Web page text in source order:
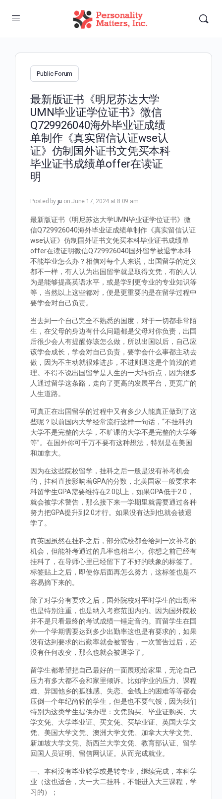
Public Forum
最新版证书《明尼苏达大学
UMN毕业证学位证书》微信
Q729926040海外毕业证成绩
单制作《真实留信认证wse认
证》仿制国外证书文凭买本科
毕业证书成绩单offer在读证
明
Posted by ju on June 17, 2024 at 8:09 am
最新版证书《明尼苏达大学UMN毕业证学位证书》微
信Q729926040海外毕业证成绩单制作《真实留信认证
wse认证》仿制国外证书文凭买本科毕业证书成绩单
offer在读证明微信Q729926040国外留学被退学本科
不能毕业怎么办？相信对每个人来说，出国留学的定义
都不一样，有人认为出国留学就是取得文凭，有的人认
为是能够提高英语水平，或是学到更专业的专业知识等
等，当然以上这些都对，便是更重要的是在留学过程中
要学会对自己负责。
当去到一个自己完全不熟悉的国度，对于一切都非常陌
生，在父母的身边有什么问题都是父母对你负责，出国
后很少会人有提醒你该怎么做，所以出国以后，自己应
该学会成长，学会对自己负责，要学会什么事都主动去
做，因为不主动就很难进步，不进则退这是个简浅的道
理。不得不说出国留学是人生的一大转折点，因为很多
人通过留学这条路，走向了更高的发展平台，更宽广的
人生道路。
可真正在出国留学的过程中又有多少人能真正做到了这
些呢？以前国内大学经常流行这样一句话，“不挂科的
大学不是完整的大学，不旷课的大学不是完整的大学等
等”。在国外你可千万不要有这种想法，特别是在美国
和加拿大。
因为在这些院校留学，挂科之后一般是没有补考机会
的，挂科直接影响着GPA的分数，北美国家一般要求本
科留学生GPA需要维持在2.0以上，如果GPA低于2.0，
就会被学术警告，那么接下来一学期里就需要通过各种
努力把GPA提升到2.0才行。如果没有达到也就会被退
学了。
而英国虽然在挂科之后，部分院校都会给到一次补考的
机会，但能补考通过的几率也相当小。你想之前已经有
挂科了，在导师心里已经留下了不好的映象的标签了。
标签贴上之后，即使你后面再怎么努力，这标签也是不
容易摘下来的。
除了对学分有要求之后，国外院校对平时学生的出勤率
也是特别注重，也是纳入考察范围内的。因为国外院校
并不是只看最终的考试成绩一锤定音的。而留学生在国
外一个学期需要达到多少出勤率这也是有要求的，如果
没有达到要求的出勤率就会被警告，一次警告过后，还
没有任何改变，那么也就会被退学了。
留学生都希望把自己最好的一面展现给家里，无论自己
压力有多大都不会和家里倾诉。比如学业的压力、课程
难、异国他乡的孤独感、失恋、金钱上的困难等等都会
压倒一个年纪尚轻的学生，但是也不要气馁，因为我们
特别为这类学生提供办理：文凭购买、毕业证购买、大
学文凭、大学毕业证、买文凭、买毕业证、英国大学文
凭、美国大学文凭、澳洲大学文凭、加拿大大学文凭、
新加坡大学文凭、新西兰大学文凭、教育部认证、留学
回国人员证明、留信网认证。从而完成就业。
一、本科没有毕业转学或是转专业，继续完成，本科学
业（这也适合，大一大二挂科，不能进入大三课程，学
习的）；